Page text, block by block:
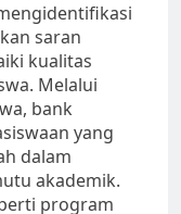
saran
kualitas
Melalui
bank
yang
dalam
akademik.
program